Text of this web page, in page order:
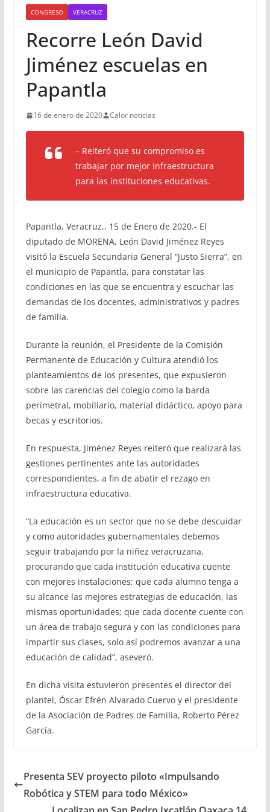
CONGRESO VERACRUZ
Recorre León David
Jiménez escuelas en
Papantla
16 de enero de 2020 Calor noticias
– Reiteró que su compromiso es
trabajar por mejor infraestructura
para las instituciones educativas.
Papantla, Veracruz., 15 de Enero de 2020.- El
diputado de MORENA, León David Jiménez Reyes
visitó la Escuela Secundaria General “Justo Sierra”, en
el municipio de Papantla, para constatar las
condiciones en las que se encuentra y escuchar las
demandas de los docentes, administrativos y padres
de familia.
Durante la reunión, el Presidente de la Comisión
Permanente de Educación y Cultura atendió los
planteamientos de los presentes, que expusieron
sobre las carencias del colegio como la barda
perimetral, mobiliario, material didáctico, apoyo para
becas y escritorios.
En respuesta, Jiménez Reyes reiteró que realizará las
gestiones pertinentes ante las autoridades
correspondientes, a fin de abatir el rezago en
infraestructura educativa.
“La educación es un sector que no se debe descuidar
y como autoridades gubernamentales debemos
seguir trabajando por la niñez veracruzana,
procurando que cada institución educativa cuente
con mejores instalaciones; que cada alumno tenga a
su alcance las mejores estrategias de educación, las
mismas oportunidades; que cada docente cuente con
un área de trabajo segura y con las condiciones para
impartir sus clases, solo así podremos avanzar a una
educación de calidad”, aseveró.
En dicha visita estuvieron presentes el director del
plantel, Óscar Efrén Alvarado Cuervo y el presidente
de la Asociación de Padres de Familia, Roberto Pérez
García.
Presenta SEV proyecto piloto «Impulsando
Robótica y STEM para todo México»